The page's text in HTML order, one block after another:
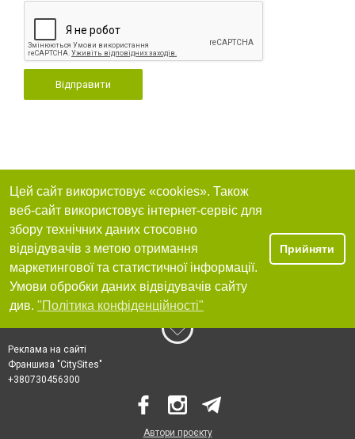
Відправити
Цей сайт використовує «cookies». Також
веб-сайт використовує інтернет-сервіс для
збору технічних даних стосовно
відвідувачів з метою отримання
маркетингової та статистичної інформації.
Умови обробки даних відвідувачів сайту
див. "Політика конфіденційності"
Прийняти
Реклама на сайті
Франшиза "CitySites"
+380730456300
Автори проєкту